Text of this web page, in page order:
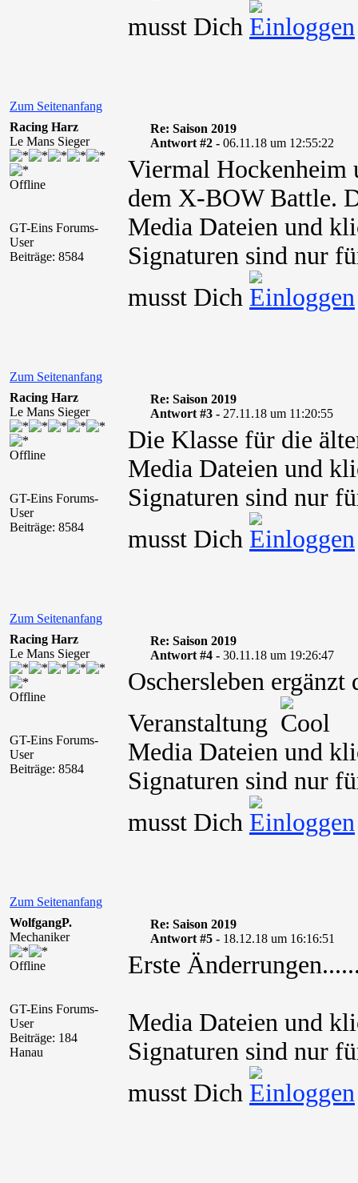
musst Dich
Zum Seitenanfang
Racing Harz
Le Mans Sieger
Offline
GT-Eins Forums-
User
Beiträge: 8584
Re: Saison 2019
Antwort #2 - 06.11.18 um 12:55:22
Viermal
dem X-BOW Battle.
Media Dateien und
Signaturen sind nur
musst Dich
Zum Seitenanfang
Racing Harz
Le Mans Sieger
Offline
GT-Eins Forums-
User
Beiträge: 8584
Re: Saison 2019
Antwort #3 - 27.11.18 um 11:20:55
Die Klasse für die
Media Dateien und
Signaturen sind nur
musst Dich
Zum Seitenanfang
Racing Harz
Le Mans Sieger
Offline
GT-Eins Forums-
User
Beiträge: 8584
Re: Saison 2019
Antwort #4 - 30.11.18 um 19:26:47
Oschersleben
Veranstaltung
Media Dateien und
Signaturen sind nur
musst Dich
Zum Seitenanfang
WolfgangP.
Mechaniker
Offline
GT-Eins Forums-
User
Beiträge: 184
Hanau
Re: Saison 2019
Antwort #5 - 18.12.18 um 16:16:51
Erste
Media Dateien und
Signaturen sind nur
musst Dich